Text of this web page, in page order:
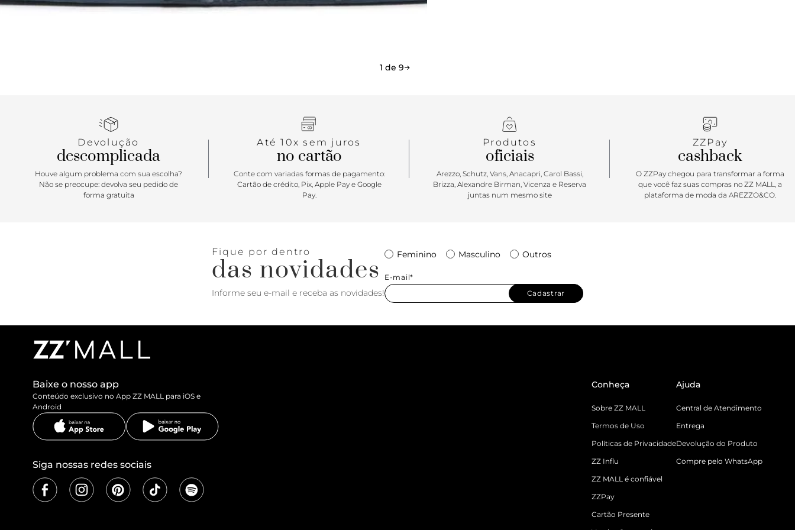
1 de 9
Devolução
descomplicada
Houve algum problema com sua escolha?
Não se preocupe: devolva seu pedido de
forma gratuita
Até 10x sem juros
no cartão
Conte com variadas formas de pagamento:
Cartão de crédito, Pix, Apple Pay e Google
Pay.
Produtos
oficiais
Arezzo, Schutz, Vans, Anacapri, Carol Bassi,
Brizza, Alexandre Birman, Vicenza e Reserva
juntas num mesmo site
ZZPay
cashback
O ZZPay chegou para transformar a forma
que você faz suas compras no ZZ MALL, a
plataforma de moda da AREZZO&CO.
Fique por dentro
das novidades
Informe seu e-mail e receba as novidades!
Feminino Masculino Outros
E-mail*
Cadastrar
Baixe o nosso app
Conteúdo exclusivo no App ZZ MALL para iOS e
Android
Siga nossas redes sociais
Conheça
Sobre ZZ MALL
Termos de Uso
Políticas de Privacidade
ZZ Influ
ZZ MALL é confiável
ZZPay
Cartão Presente
Ajuda
Central de Atendimento
Entrega
Devolução do Produto
Compre pelo WhatsApp